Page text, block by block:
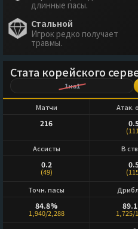
длинные пасы.
Стальной
Игрок редко получает
травмы.
Стата корейского
1на1
Матчи
216
Атак.
Ассисты
0.2
(49)
В
Точн. пасы
84.8%
1,940/2,288 1,725/